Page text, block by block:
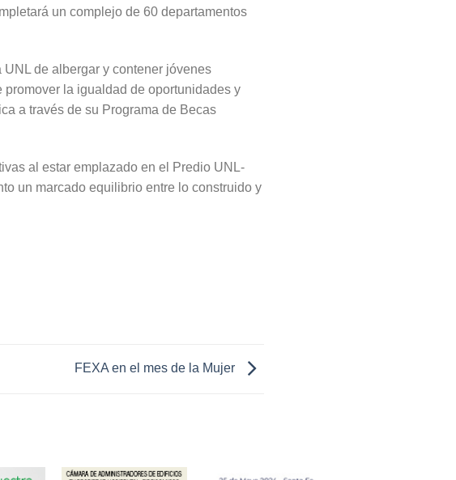
un complejo de 60 departamentos
de albergar y contener jóvenes
la igualdad de oportunidades y
a través de su Programa de Becas
al estar emplazado en el Predio UNL-
un marcado equilibrio entre lo construido y
FEXA en el mes de la Mujer